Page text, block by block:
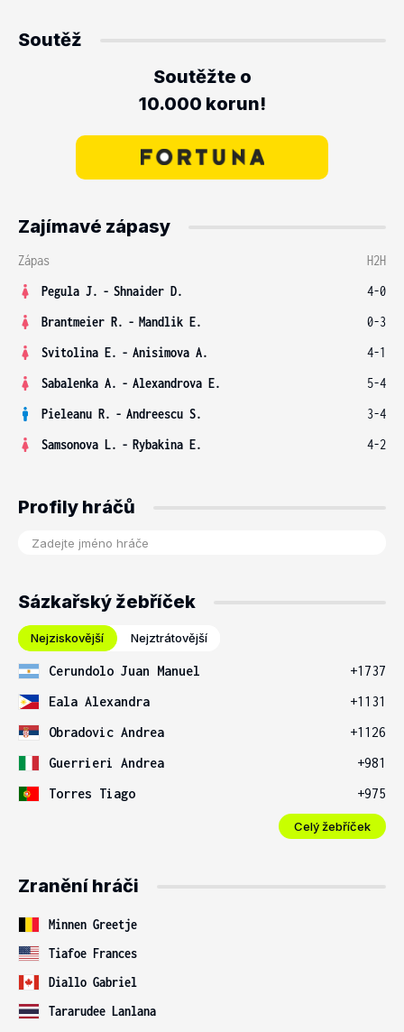
Soutěž
Soutěžte o
10.000 korun!
Zajímavé zápasy
Zápas
H2H
Pegula J. - Shnaider D.
4-0
Brantmeier R. - Mandlik E.
0-3
Svitolina E. - Anisimova A.
4-1
Sabalenka A. - Alexandrova E.
5-4
Pieleanu R. - Andreescu S.
3-4
Samsonova L. - Rybakina E. 4-2
Profily hráčů
Sázkařský žebříček
Nejziskovější Nejztrátovější
Cerundolo Juan Manuel
+1737
Eala Alexandra
+1131
Obradovic Andrea
+1126
Guerrieri Andrea
+981
Torres Tiago
+975
Celý žebříček
Zranění hráči
Minnen Greetje
Tiafoe Frances
Diallo Gabriel
Tararudee Lanlana